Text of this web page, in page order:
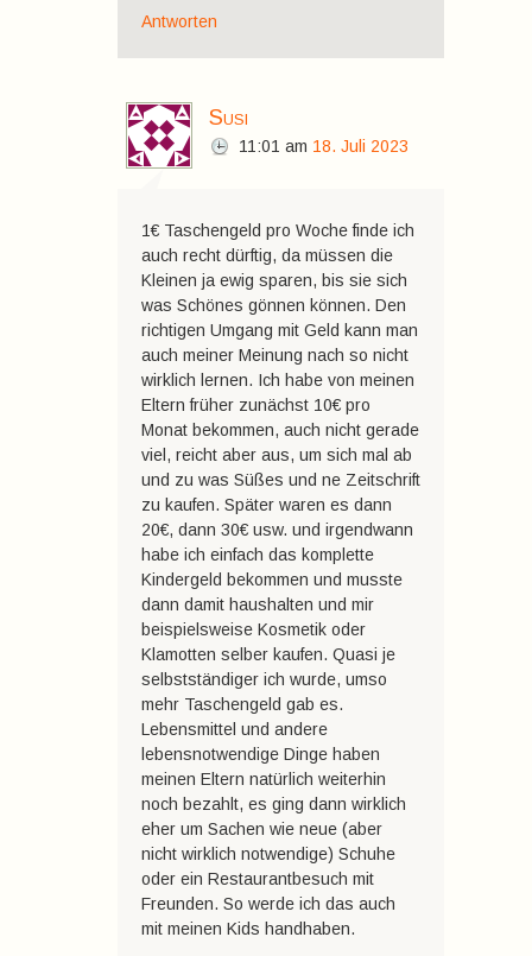
Antworten
Susi
11:01 am 18. Juli 2023
1€ Taschengeld pro Woche finde ich
auch recht dürftig, da müssen die
Kleinen ja ewig sparen, bis sie sich
was Schönes gönnen können. Den
richtigen Umgang mit Geld kann man
auch meiner Meinung nach so nicht
wirklich lernen. Ich habe von meinen
Eltern früher zunächst 10€ pro
Monat bekommen, auch nicht gerade
viel, reicht aber aus, um sich mal ab
und zu was Süßes und ne Zeitschrift
zu kaufen. Später waren es dann
20€, dann 30€ usw. und irgendwann
habe ich einfach das komplette
Kindergeld bekommen und musste
dann damit haushalten und mir
beispielsweise Kosmetik oder
Klamotten selber kaufen. Quasi je
selbstständiger ich wurde, umso
mehr Taschengeld gab es.
Lebensmittel und andere
lebensnotwendige Dinge haben
meinen Eltern natürlich weiterhin
noch bezahlt, es ging dann wirklich
eher um Sachen wie neue (aber
nicht wirklich notwendige) Schuhe
oder ein Restaurantbesuch mit
Freunden. So werde ich das auch
mit meinen Kids handhaben.